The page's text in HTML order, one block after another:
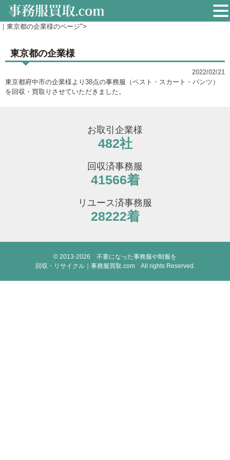
｜東京都の企業様のページ">
東京都の企業様
2022/02/21
東京都府中市の企業様より38点の事務服（ベスト・スカート・パンツ）
を回収・買取りさせていただきました。
お取引企業様
482社
回収済事務服
41566着
リユース済事務服
28222着
© 2013-2026 不要になった事務服や制服を
回収・リサイクル｜事務服買取.comAll rights Reserved.